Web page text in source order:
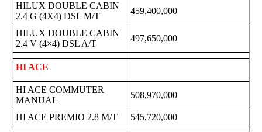
HILUX DOUBLE CABIN
2.4 G (4X4) DSL M/T
459,400,000
HILUX DOUBLE CABIN
2.4 V (4×4) DSL A/T
497,650,000
HI ACE
HI ACE COMMUTER
MANUAL
508,970,000
HI ACE PREMIO 2.8 M/T 545,720,000